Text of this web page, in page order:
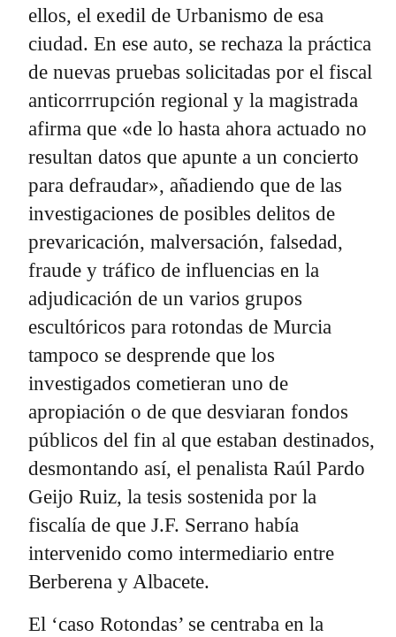
ellos, el exedil de Urbanismo de esa
ciudad. En ese auto, se rechaza la práctica
de nuevas pruebas solicitadas por el fiscal
anticorrrupción regional y la magistrada
afirma que «de lo hasta ahora actuado no
resultan datos que apunte a un concierto
para defraudar», añadiendo que de las
investigaciones de posibles delitos de
prevaricación, malversación, falsedad,
fraude y tráfico de influencias en la
adjudicación de un varios grupos
escultóricos para rotondas de Murcia
tampoco se desprende que los
investigados cometieran uno de
apropiación o de que desviaran fondos
públicos del fin al que estaban destinados,
desmontando así, el penalista Raúl Pardo
Geijo Ruiz, la tesis sostenida por la
fiscalía de que J.F. Serrano había
intervenido como intermediario entre
Berberena y Albacete.
El ‘caso Rotondas’ se centraba en la